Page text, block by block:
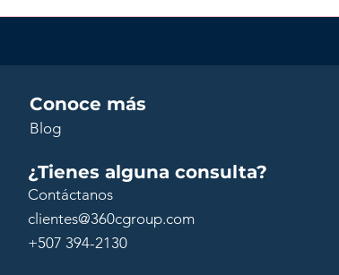
Conoce más
Blog
¿Tienes alguna consulta?
Contáctanos
clientes@360cgroup.com
+507 394-2130